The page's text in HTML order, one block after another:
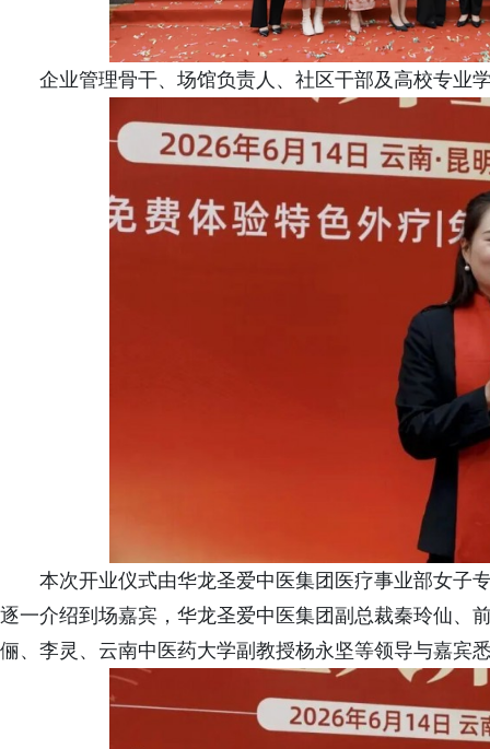
企业管理骨干、场馆负责人、社区干部及高校专业
本次开业仪式由华龙圣爱中医集团医疗事业部女子
逐一介绍到场嘉宾，华龙圣爱中医集团副总裁秦玲仙、
俪、李灵、云南中医药大学副教授杨永坚等领导与嘉宾